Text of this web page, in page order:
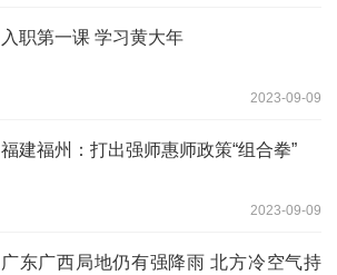
入职第一课 学习黄大年
2023-09-09
福建福州：打出强师惠师政策“组合拳”
2023-09-09
广东广西局地仍有强降雨 北方冷空气持